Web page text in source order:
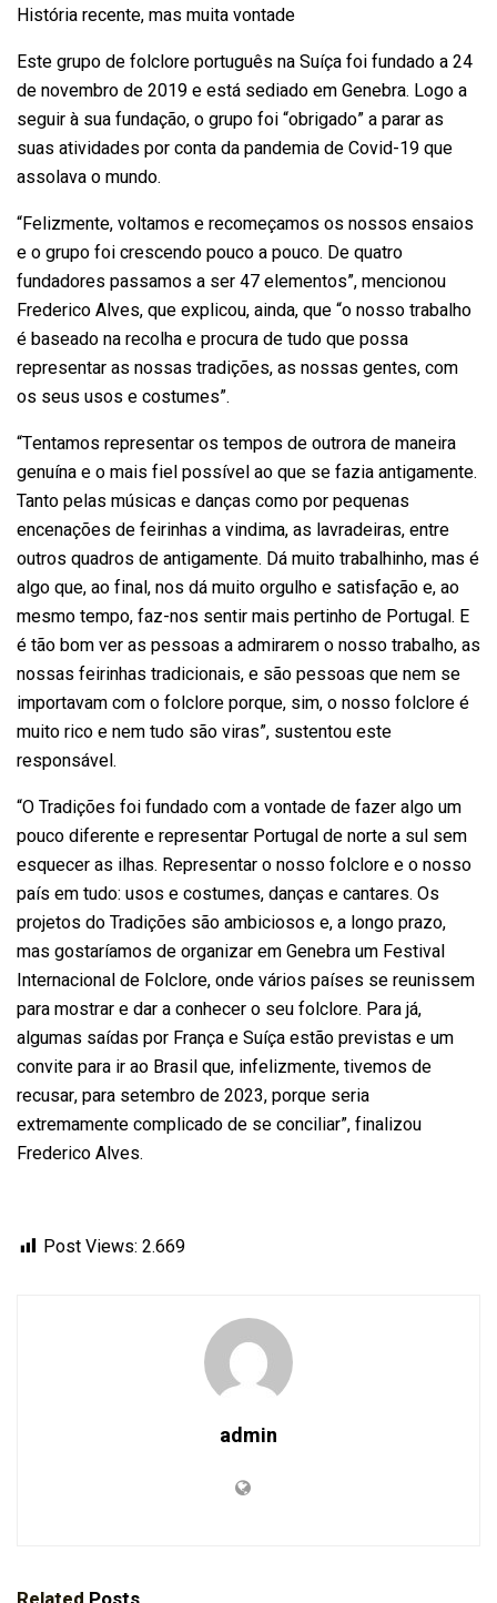
História recente, mas muita vontade
Este grupo de folclore português na Suíça foi fundado a 24
de novembro de 2019 e está sediado em Genebra. Logo a
seguir à sua fundação, o grupo foi “obrigado” a parar as
suas atividades por conta da pandemia de Covid-19 que
assolava o mundo.
“Felizmente, voltamos e recomeçamos os nossos ensaios
e o grupo foi crescendo pouco a pouco. De quatro
fundadores passamos a ser 47 elementos”, mencionou
Frederico Alves, que explicou, ainda, que “o nosso trabalho
é baseado na recolha e procura de tudo que possa
representar as nossas tradições, as nossas gentes, com
os seus usos e costumes”.
“Tentamos representar os tempos de outrora de maneira
genuína e o mais fiel possível ao que se fazia antigamente.
Tanto pelas músicas e danças como por pequenas
encenações de feirinhas a vindima, as lavradeiras, entre
outros quadros de antigamente. Dá muito trabalhinho, mas é
algo que, ao final, nos dá muito orgulho e satisfação e, ao
mesmo tempo, faz-nos sentir mais pertinho de Portugal. E
é tão bom ver as pessoas a admirarem o nosso trabalho, as
nossas feirinhas tradicionais, e são pessoas que nem se
importavam com o folclore porque, sim, o nosso folclore é
muito rico e nem tudo são viras”, sustentou este
responsável.
“O Tradições foi fundado com a vontade de fazer algo um
pouco diferente e representar Portugal de norte a sul sem
esquecer as ilhas. Representar o nosso folclore e o nosso
país em tudo: usos e costumes, danças e cantares. Os
projetos do Tradições são ambiciosos e, a longo prazo,
mas gostaríamos de organizar em Genebra um Festival
Internacional de Folclore, onde vários países se reunissem
para mostrar e dar a conhecer o seu folclore. Para já,
algumas saídas por França e Suíça estão previstas e um
convite para ir ao Brasil que, infelizmente, tivemos de
recusar, para setembro de 2023, porque seria
extremamente complicado de se conciliar”, finalizou
Frederico Alves.
Post Views: 2.669
admin